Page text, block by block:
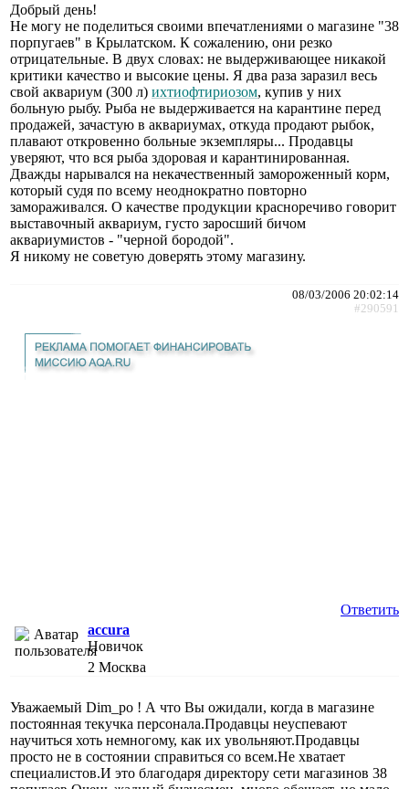
Добрый день!
Не могу не поделиться своими впечатлениями о магазине "38
порпугаев" в Крылатском. К сожалению, они резко
отрицательные. В двух словах: не выдерживающее никакой
критики качество и высокие цены. Я два раза заразил весь
свой аквариум (300 л) ихтиофтириозом, купив у них
больную рыбу. Рыба не выдерживается на карантине перед
продажей, зачастую в аквариумах, откуда продают рыбок,
плавают откровенно больные экземпляры... Продавцы
уверяют, что вся рыба здоровая и карантинированная.
Дважды нарывался на некачественный замороженный корм,
который судя по всему неоднократно повторно
замораживался. О качестве продукции красноречиво говорит
выставочный аквариум, густо заросший бичом
аквариумистов - "черной бородой".
Я никому не советую доверять этому магазину.
08/03/2006 20:02:14
#290591
Ответить
accura
Новичок
2 Москва
Уважаемый Dim_po ! А что Вы ожидали, когда в магазине
постоянная текучка персонала.Продавцы неуспевают
научиться хоть немногому, как их увольняют.Продавцы
просто не в состоянии справиться со всем.Не хватает
специалистов.И это благодаря директору сети магазинов 38